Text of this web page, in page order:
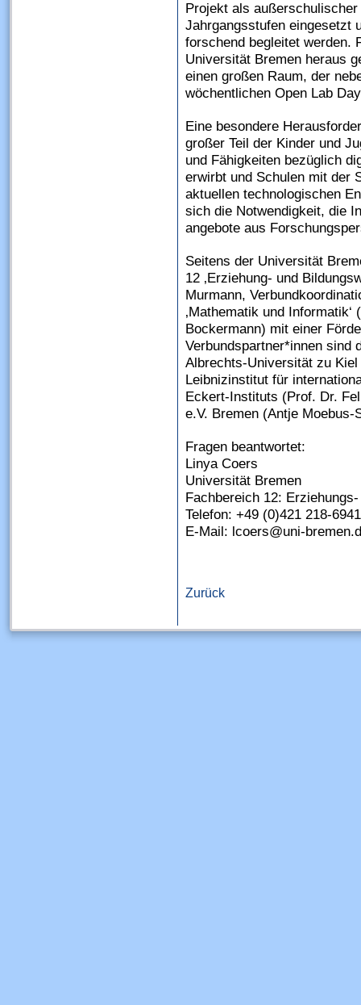
Projekt als
Jahrgangsstufen eingesetzt
forschend begleitet werden.
Universität Bremen heraus
einen großen Raum, der
wöchentlichen Open Lab
Eine besondere
großer Teil der Kinder und
und Fähigkeiten bezüglich
erwirbt und Schulen mit der
aktuellen technologischen
sich die Notwendigkeit, die
angebote aus
Seitens der Universität
12 ‚Erziehung- und
Murmann,
‚Mathematik und
Bockermann) mit einer
Verbundspartner*innen sind
Albrechts-Universität zu
Leibnizinstitut für
Eckert-Instituts (Prof. Dr.
e.V. Bremen (Antje Moebus-
Fragen beantwortet:
Linya Coers
Universität Bremen
Fachbereich 12:
Telefon: +49 (0)421 218-
E-Mail: lcoers@uni-
Zurück